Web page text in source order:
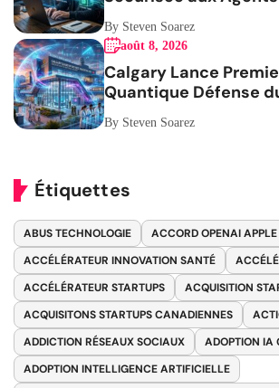
By Steven Soarez
août 8, 2026
Calgary Lance
Quantique Défense
By Steven Soarez
Étiquettes
ABUS TECHNOLOGIE
ACCORD OPENAI APPLE
ACCÉLÉRATEUR INNOVATION SANTÉ
ACCÉLÉRATEUR STARTUPS
ACQUISITION
ACQUISITONS STARTUPS CANADIENNES
ADDICTION RÉSEAUX SOCIAUX
ADOPTION IA
ADOPTION INTELLIGENCE ARTIFICIELLE